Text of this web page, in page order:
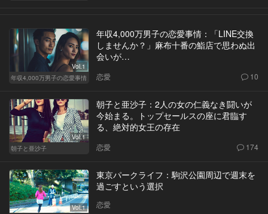
Vol.1
年収4,000万男子の恋愛事情
年収4,000万男子の恋愛事情：「LINE交換
しませんか？」麻布十番の鮨店で思わぬ出
会いが…
恋愛 10
Vol.1
朝子と亜沙子
朝子と亜沙子：2人の女の仁義なき闘いが
今始まる。トップセールスの座に君臨す
る、絶対的女王の存在
恋愛 174
Vol.1
東京パークライフ：駒沢公園周辺で週末を
過ごすという選択
恋愛